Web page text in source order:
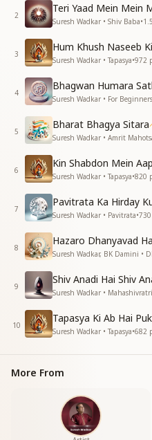
करते आज हाजिर हो जाते
करते आज हाजिर हो जाते खिदमद
बेमिसाल है बेइंतेहा है बया करे तो
लाखो ने आंखो से किया
लाखो ने आंखो से किया
अहसान का इजहार
बेहद बाबा बेहद करते हम बच्चो
वीरा को सर सब्ज किया और हर
हम है शुक्रगुजार आपके बाबा शुक्रगुजार
बेहद बाबा बेहद करते
हम है शुक्रगुजार आपके बाबा शुक्रगुजार
बेहद बाबा बेहद करते
बेहद बाबा बेहद करते
बेहद बाबा बेहद करते
2
Teri Yaad Mein Mein
Suresh Wadkar • Shiv Baba•
3
Hum Khush Naseeb
Suresh Wadkar • Tapasya•972
4
Bhagwan Humara
Suresh Wadkar • For Beginners
5
Bharat Bhagya Sitara
Suresh Wadkar • Amrit
6
Kin Shabdon Mein
Suresh Wadkar • Tapasya•820
7
Pavitrata Ka Hirday
Suresh Wadkar • Pavitrata•730
8
Hazaro Dhanyavad
Suresh Wadkar, BK Damini •
9
Shiv Anadi Hai Shiv
Suresh Wadkar • Mahashivratri
10
Tapasya Ki Ab Hai
Suresh Wadkar • Tapasya•682
More From